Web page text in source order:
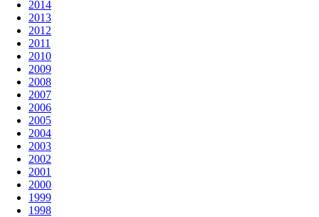
2014
2013
2012
2011
2010
2009
2008
2007
2006
2005
2004
2003
2002
2001
2000
1999
1998